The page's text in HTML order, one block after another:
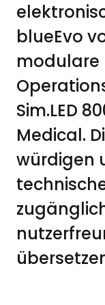
blueEvo
modulare
Sim.LED
Medical.
würdigen